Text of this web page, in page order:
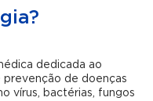
dedicada ao
de doenças
vírus, bactérias, fungos